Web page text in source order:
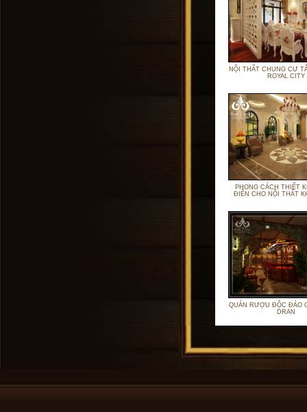
NỘI THẤT CHUNG CƯ
ROYAL CITY
PHONG CÁCH THIẾT
ĐIỂN CHO NỘI THẤT
QUÁN RƯỢU ĐỘC ĐÁO
DRAN